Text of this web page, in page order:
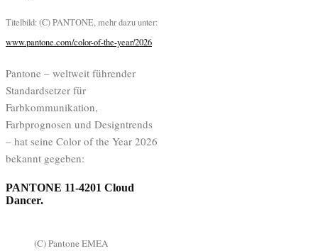
Titelbild: (C) PANTONE, mehr dazu unter:
www.pantone.com/color-of-the-year/2026
Pantone – weltweit führender
Standardsetzer für
Farbkommunikation,
Farbprognosen und Designtrends
– hat seine Color of the Year 2026
bekannt gegeben:
PANTONE 11-4201 Cloud
Dancer.
(C) Pantone EMEA